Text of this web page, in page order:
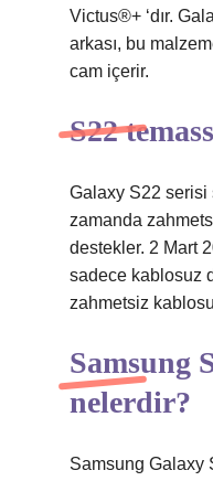
Victus®+ ‘dır.
arkası, bu
cam içerir.
S22
Galaxy S22 serisi
zamanda
destekler. 2 Mart
sadece kablosuz
zahmetsiz
Samsung
nelerdir?
Samsung Galaxy